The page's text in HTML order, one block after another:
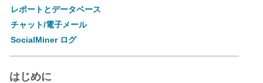
レポートとデータベース
チャット/電子メール
SocialMiner ログ
はじめに